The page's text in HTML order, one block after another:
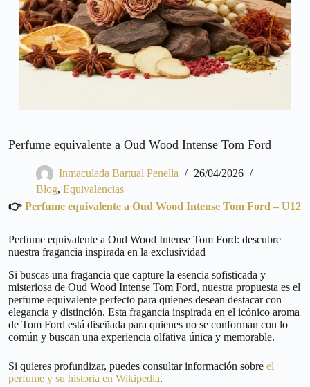
Perfume equivalente a Oud Wood Intense Tom Ford
Inmaculada Bartual Penella
26/04/2026
Blog, Equivalencias
👉 Perfume equivalente a Oud Wood Intense Tom Ford – U12
Perfume equivalente a Oud Wood Intense Tom Ford: descubre
nuestra fragancia inspirada en la exclusividad
Si buscas una fragancia que capture la esencia sofisticada y
misteriosa de Oud Wood Intense Tom Ford, nuestra propuesta es el
perfume equivalente perfecto para quienes desean destacar con
elegancia y distinción. Esta fragancia inspirada en el icónico aroma
de Tom Ford está diseñada para quienes no se conforman con lo
común y buscan una experiencia olfativa única y memorable.
Si quieres profundizar, puedes consultar información sobre el
perfume y su historia en Wikipedia.